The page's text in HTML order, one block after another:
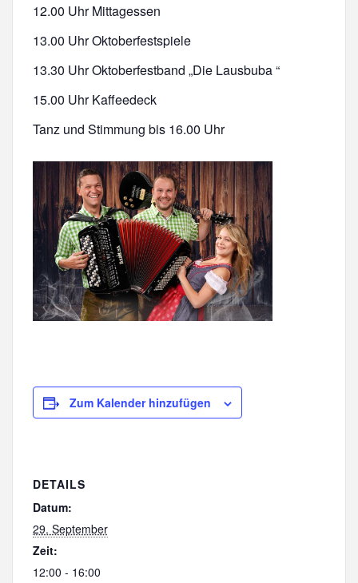
12.00 Uhr Mittagessen
13.00 Uhr Oktoberfestspiele
13.30 Uhr Oktoberfestband „Die Lausbuba “
15.00 Uhr Kaffeedeck
Tanz und Stimmung bis 16.00 Uhr
Zum Kalender hinzufügen
DETAILS
Datum:
29. September
Zeit:
12:00 - 16:00